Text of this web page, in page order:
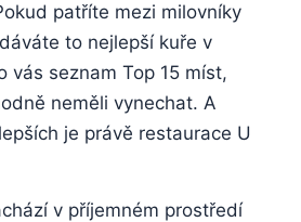
⁢patříte mezi‍ milovníky
to nejlepší kuře v
vás seznam Top ​15 míst,
neměli‌ vynechat. A‍
je právě ​restaurace ⁤U
v ⁣příjemném‍ prostředí